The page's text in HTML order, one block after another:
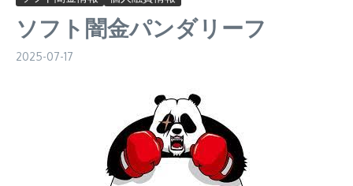
ソフト闇金パンダリーフ
2025-07-17